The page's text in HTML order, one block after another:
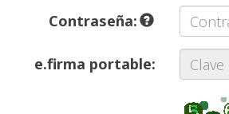
Contraseña:
e.firma portable: